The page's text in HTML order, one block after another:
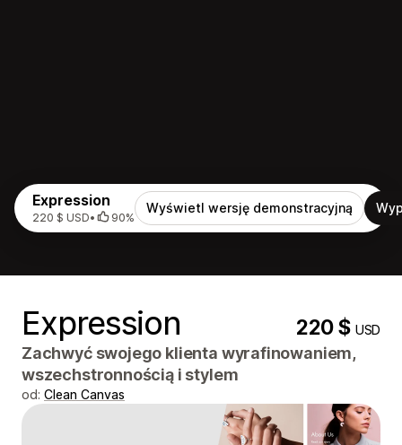
Expression
220 $ USD• 90%
Wyświetl wersję demonstracyjną
Expression 220 $USD
Zachwyć swojego klienta wyrafinowaniem,
wszechstronnością i stylem
od: Clean Canvas